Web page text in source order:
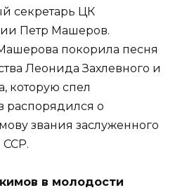
секретарь ЦК
Петр Машеров.
покорила песня
Леонида Захлевного и
которую спел
о
звания заслуженного
ССР.
в молодости